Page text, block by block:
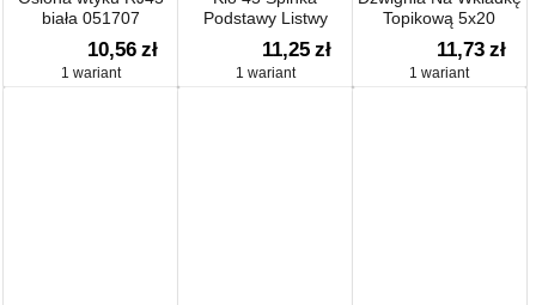
biała 051707
10,56 zł
1 wariant
Podstawy Listwy
11,25 zł
1 wariant
Topikową 5x20
11,73 zł
1 wariant